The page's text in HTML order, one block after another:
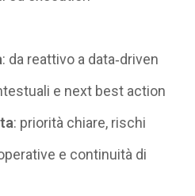
: da reattivo a data‑driven
e next best action
: priorità chiare, rischi
e continuità di